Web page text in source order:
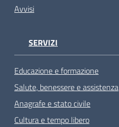
Avvisi
SERVIZI
Educazione e formazione
Salute, benessere e assistenza
Anagrafe e stato civile
Cultura e tempo libero